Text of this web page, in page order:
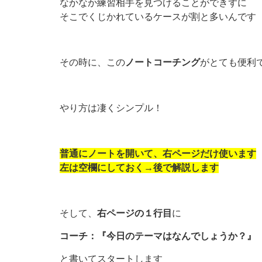
なかなか練習相手を見つけることができずに
そこでくじかれているケースが割と多いんです
その時に、この ノートコーチングがとても便利
やり方は凄くシンプル！
普通にノートを開いて、右ページだけ使います
左は空欄にしておく→後で解説します
そして、 右ページの１行目 に
コーチ：『今日のテーマはなんでしょうか？』
と書いてスタートします